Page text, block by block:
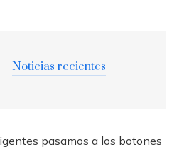
Noticias recientes
pasamos a los botones